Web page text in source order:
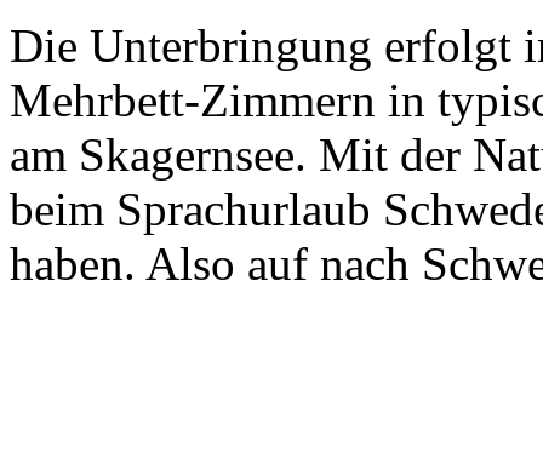
Die Unterbringung erfolgt
Mehrbett-Zimmern in
am Skagernsee. Mit der
beim Sprachurlaub
haben. Also auf nach